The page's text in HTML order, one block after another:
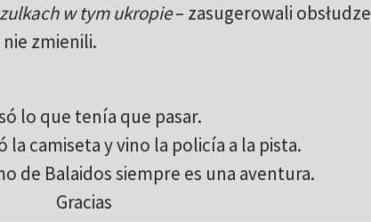
w tym ukropie– zasugerowali obsłudze
zmienili.
lo que tenía que pasar.
la camiseta y vino la policía a la pista.
de Balaidos siempre es una aventura.
Gracias